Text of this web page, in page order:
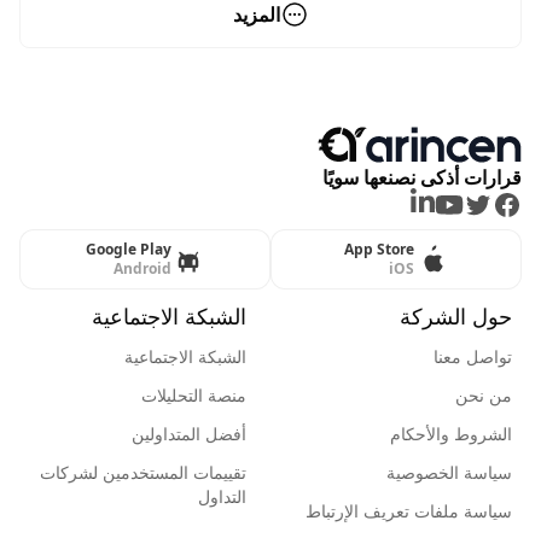
المزيد
قرارات أذكى نصنعها سويًا
Facebook
Twitter
Youtube
LinkedIn
App Store
iOS
Google Play
Android
حول الشركة
تواصل معنا
من نحن
الشروط والأحكام
سياسة الخصوصية
سياسة ملفات تعريف الإرتباط
الشبكة الاجتماعية
الشبكة الاجتماعية
منصة التحليلات
أفضل المتداولين
تقييمات المستخدمين لشركات
التداول